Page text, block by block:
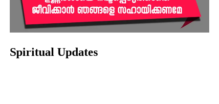
Spiritual Updates